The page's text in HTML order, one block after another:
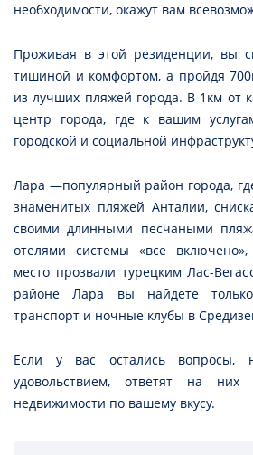
необходимости, окажут вам
Проживая в этой резиденции, вы
тишиной и комфортом, а пройдя
из лучших пляжей города. В 1км от
центр города, где к вашим
городской и социальной
Лара —популярный район города,
знаменитых пляжей Анталии,
своими длинными песчаными
отелями системы «все
место прозвали турецким Лас-
районе Лара вы найдете
транспорт и ночные клубы в
Если у вас остались вопросы,
удовольствием, ответят на
недвижимости по вашему вкусу.